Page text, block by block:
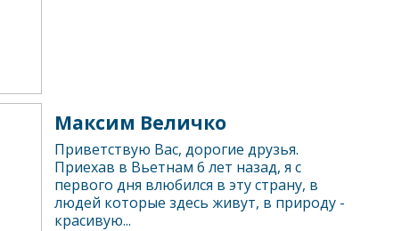
Максим Величко
Приветствую Вас, дорогие друзья.
Приехав в Вьетнам 6 лет назад, я с
первого дня влюбился в эту страну, в
людей которые здесь живут, в природу -
красивую...